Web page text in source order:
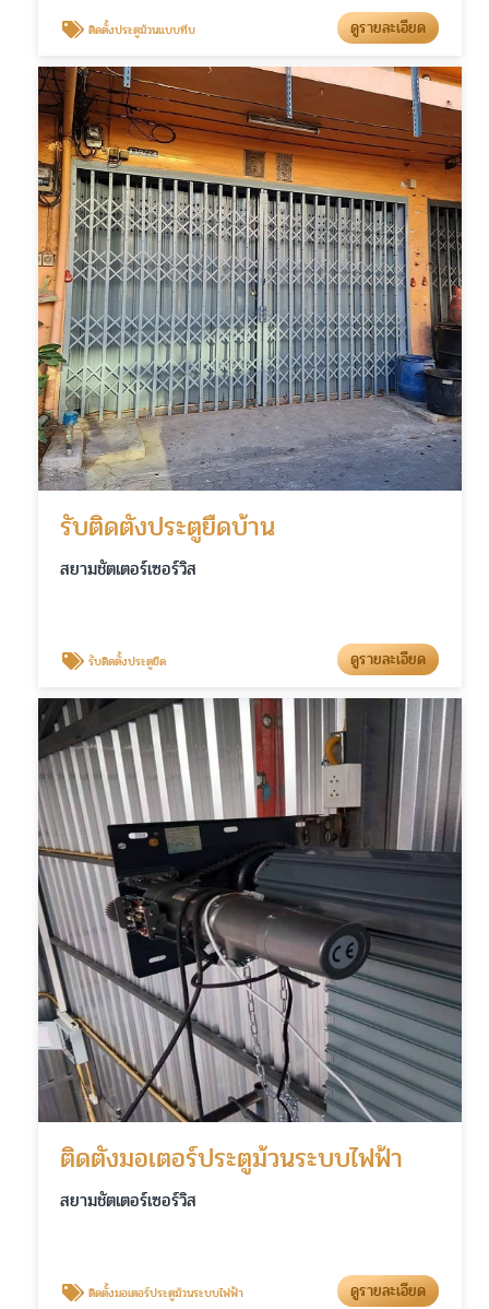
ติดตั้งประตูม้วนแบบทึบ ดูรายละเอียด
รับติดตั้งประตูยืดบ้าน
สยามชัตเตอร์เซอร์วิส
รับติดตั้งประตูยืด ดูรายละเอียด
ติดตั้งมอเตอร์ประตูม้วนระบบไฟฟ้า
สยามชัตเตอร์เซอร์วิส
ติดตั้งมอเตอร์ประตูม้วนระบบไฟฟ้า ดูรายละเอียด